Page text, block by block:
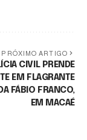
PRÓXIMO ARTIGO
CIVIL PRENDE
EM FLAGRANTE
FÁBIO FRANCO,
EM MACAÉ